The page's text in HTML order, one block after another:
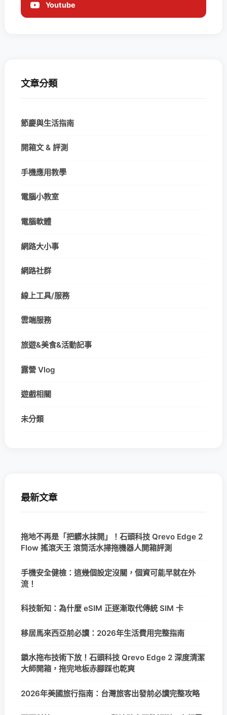
Youtube
文章分類
節慶與生活指南
開箱文 & 評測
手機應用教學
電腦小教室
電腦軟體
網路大小事
網路社群
線上工具/服務
雲端服務
旅遊&美食&活動記事
露營 Vlog
遊戲相關
未分類
最新文章
拖地不再是「把髒水抹開」！石頭科技 Qrevo Edge 2
Flow 搖滾天王 滾筒活水掃拖機器人開箱評測
手機安全健檢：這幾個設定沒關，個資可能早就在外
流！
科技新知：為什麼 eSIM 正逐漸取代傳統 SIM 卡
移居馬來西亞前必讀：2026年生活費用完整指南
鎖水拖布技術下放！石頭科技 Qrevo Edge 2 深度清潔
大師開箱，拖完地板赤腳踩也乾爽
2026年美國旅行指南：台灣旅客出發前必讀完整攻略